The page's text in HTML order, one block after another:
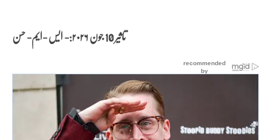
تاثیر 10 جون ۲۰۲۶:- ایس -ایم- حسن